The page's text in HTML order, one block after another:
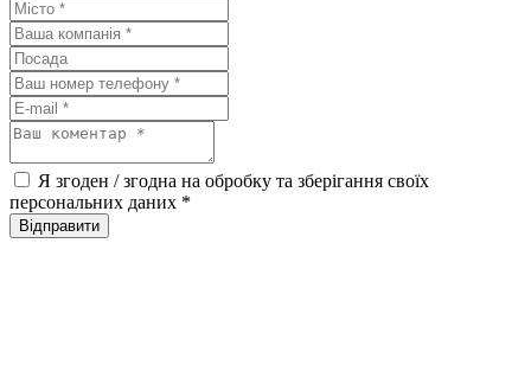
Я згоден / згодна на обробку та зберігання своїх
персональних даних *